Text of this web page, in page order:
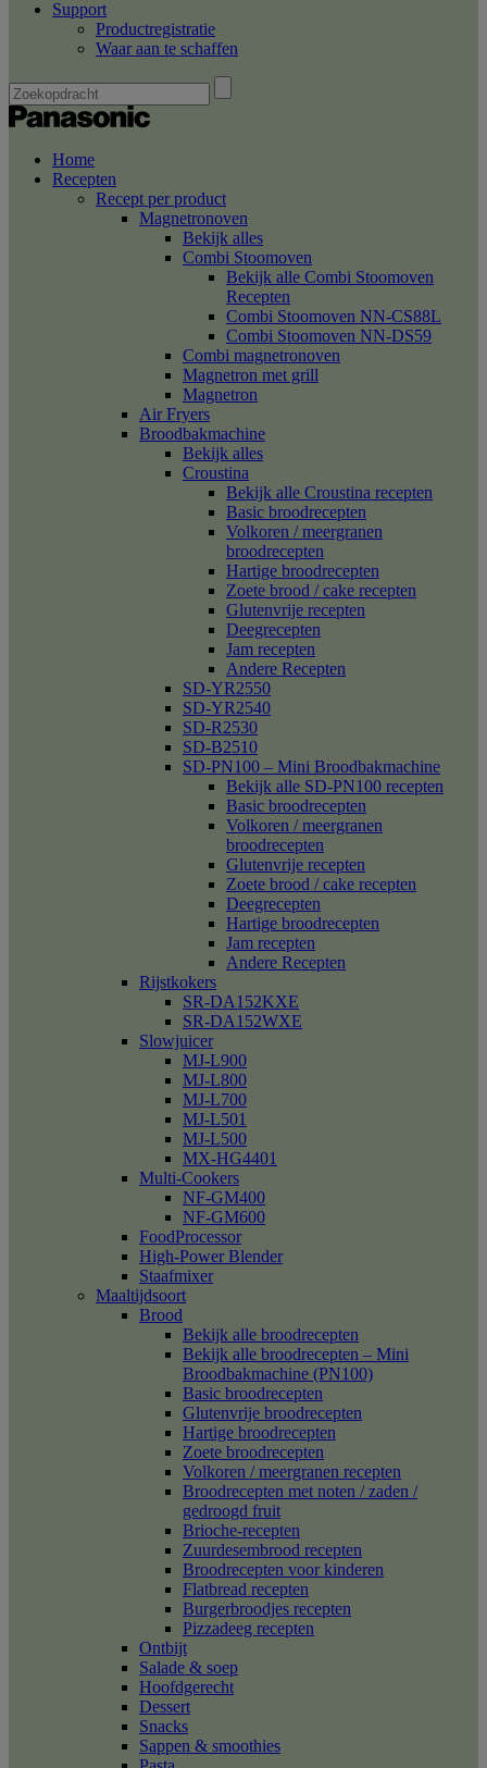
Support
Productregistratie
Waar aan te schaffen
Home
Recepten
Recept per product
Magnetronoven
Bekijk alles
Combi Stoomoven
Bekijk alle Combi Stoomoven
Recepten
Combi Stoomoven NN-CS88L
Combi Stoomoven NN-DS59
Combi magnetronoven
Magnetron met grill
Magnetron
Air Fryers
Broodbakmachine
Bekijk alles
Croustina
Bekijk alle Croustina recepten
Basic broodrecepten
Volkoren / meergranen
broodrecepten
Hartige broodrecepten
Zoete brood / cake recepten
Glutenvrije recepten
Deegrecepten
Jam recepten
Andere Recepten
SD-YR2550
SD-YR2540
SD-R2530
SD-B2510
SD-PN100 – Mini Broodbakmachine
Bekijk alle SD-PN100 recepten
Basic broodrecepten
Volkoren / meergranen
broodrecepten
Glutenvrije recepten
Zoete brood / cake recepten
Deegrecepten
Hartige broodrecepten
Jam recepten
Andere Recepten
Rijstkokers
SR-DA152KXE
SR-DA152WXE
Slowjuicer
MJ-L900
MJ-L800
MJ-L700
MJ-L501
MJ-L500
MX-HG4401
Multi-Cookers
NF-GM400
NF-GM600
FoodProcessor
High-Power Blender
Staafmixer
Maaltijdsoort
Brood
Bekijk alle broodrecepten
Bekijk alle broodrecepten – Mini
Broodbakmachine (PN100)
Basic broodrecepten
Glutenvrije broodrecepten
Hartige broodrecepten
Zoete broodrecepten
Volkoren / meergranen recepten
Broodrecepten met noten / zaden /
gedroogd fruit
Brioche-recepten
Zuurdesembrood recepten
Broodrecepten voor kinderen
Flatbread recepten
Burgerbroodjes recepten
Pizzadeeg recepten
Ontbijt
Salade & soep
Hoofdgerecht
Dessert
Snacks
Sappen & smoothies